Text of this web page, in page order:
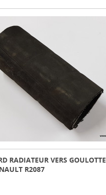
RADIATEUR VERS GOULOTTE
R2087